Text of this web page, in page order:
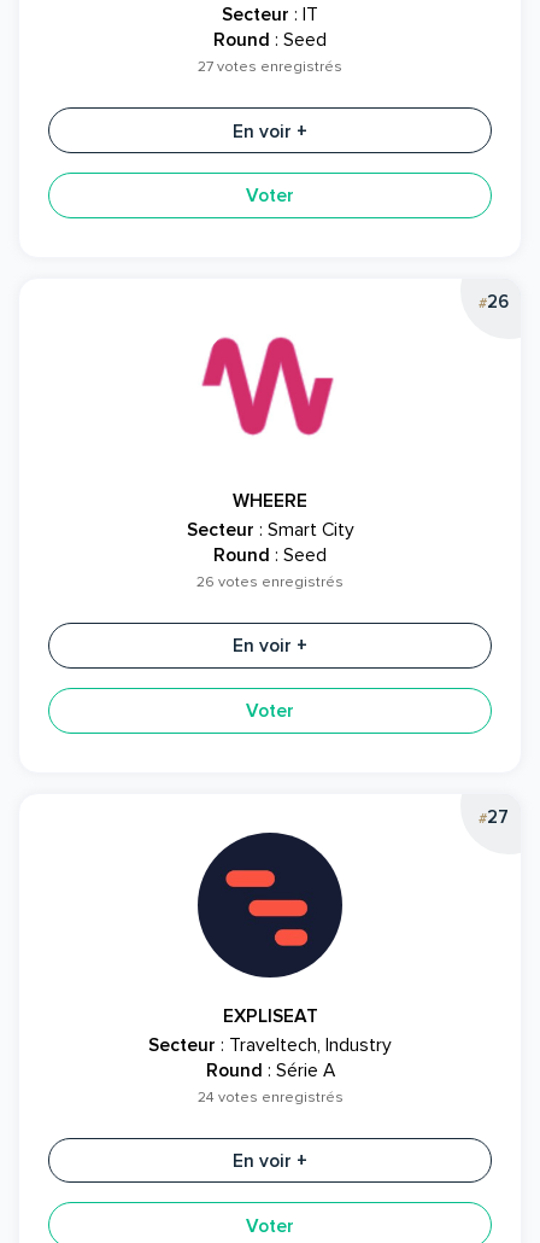
Secteur : IT
Round : Seed
27 votes enregistrés
En voir +
Voter
#26
WHEERE
Secteur : Smart City
Round : Seed
26 votes enregistrés
En voir +
Voter
#27
EXPLISEAT
Secteur : Traveltech, Industry
Round : Série A
24 votes enregistrés
En voir +
Voter